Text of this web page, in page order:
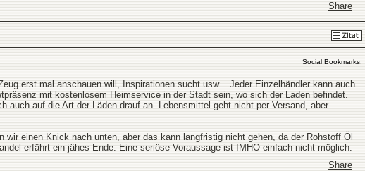
Share
Social Bookmarks:
erst mal anschauen will, Inspirationen sucht usw... Jeder Einzelhändler kann auch
mit kostenlosem Heimservice in der Stadt sein, wo sich der Laden befindet.
auf die Art der Läden drauf an. Lebensmittel geht nicht per Versand, aber
einen Knick nach unten, aber das kann langfristig nicht gehen, da der Rohstoff Öl
erfährt ein jähes Ende. Eine seriöse Voraussage ist IMHO einfach nicht möglich.
Share